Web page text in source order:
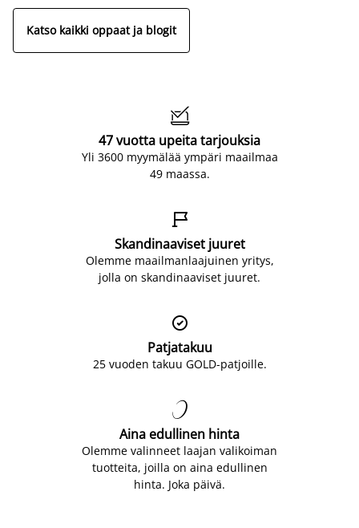
Katso kaikki oppaat ja blogit

47 vuotta upeita tarjouksia
Yli 3600 myymälää ympäri maailmaa
49 maassa.

Skandinaaviset juuret
Olemme maailmanlaajuinen yritys,
jolla on skandinaaviset juuret.

Patjatakuu
25 vuoden takuu GOLD-patjoille.

Aina edullinen hinta
Olemme valinneet laajan valikoiman
tuotteita, joilla on aina edullinen
hinta. Joka päivä.